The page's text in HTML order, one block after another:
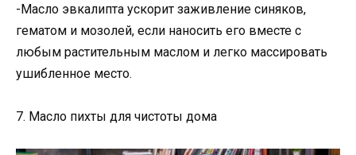
-Масло эвкалипта ускорит заживление синяков,
гематом и мозолей, если наносить его вместе с
любым растительным маслом и легко массировать
ушибленное место.
7. Масло пихты для чистоты дома